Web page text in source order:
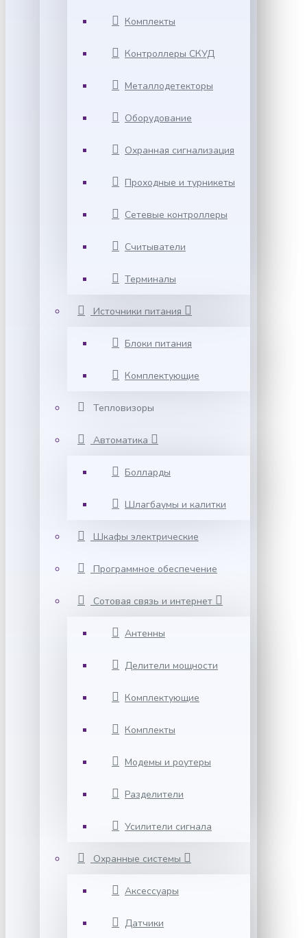
Комплекты
Контроллеры СКУД
Металлодетекторы
Оборудование
Охранная сигнализация
Проходные и турникеты
Сетевые контроллеры
Считыватели
Терминалы
Источники питания
Блоки питания
Комплектующие
Тепловизоры
Автоматика
Болларды
Шлагбаумы и калитки
Шкафы электрические
Программное обеспечение
Сотовая связь и интернет
Антенны
Делители мощности
Комплектующие
Комплекты
Модемы и роутеры
Разделители
Усилители сигнала
Охранные системы
Аксессуары
Датчики